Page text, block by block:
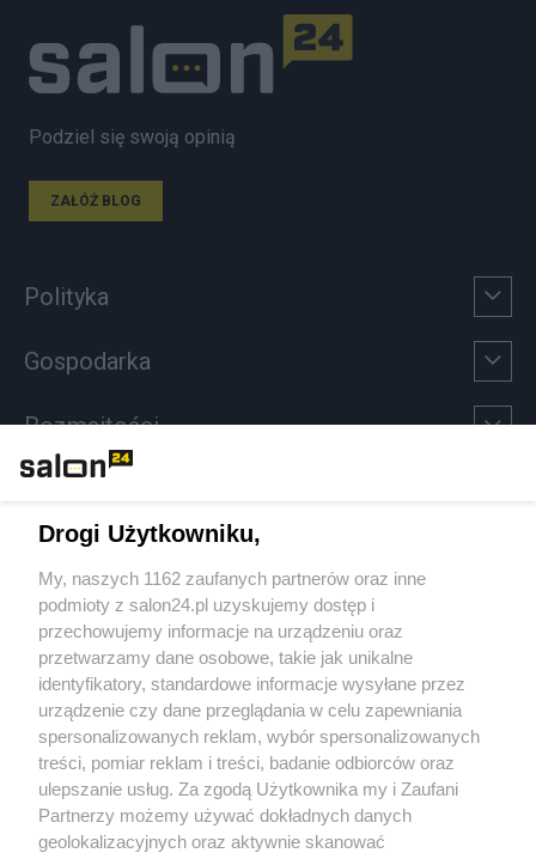
Podziel się swoją opinią
ZAŁÓŻ BLOG
Polityka
Gospodarka
Rozmaitości
Sport
Społeczeństwo
Kultura
X Facebook Instagram Youtube
Drogi Użytkowniku,
My, naszych 1162 zaufanych partnerów oraz inne
podmioty z salon24.pl uzyskujemy dostęp i
przechowujemy informacje na urządzeniu oraz
przetwarzamy dane osobowe, takie jak unikalne
identyfikatory, standardowe informacje wysyłane przez
urządzenie czy dane przeglądania w celu zapewniania
spersonalizowanych reklam, wybór spersonalizowanych
treści, pomiar reklam i treści, badanie odbiorców oraz
ulepszanie usług. Za zgodą Użytkownika my i Zaufani
Partnerzy możemy używać dokładnych danych
geolokalizacyjnych oraz aktywnie skanować